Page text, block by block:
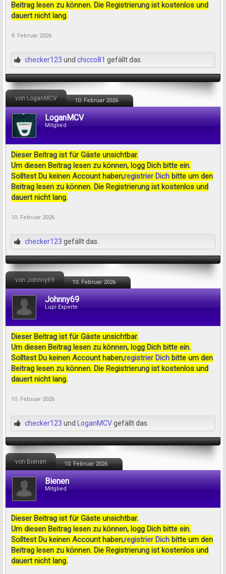
Beitrag lesen zu können. Die Registrierung ist kostenlos und
dauert nicht lang.
9. Februar 2026
checker123 und chicco81 gefällt das.
von LoganMCV 10. Februar 2026
LoganMCV
Mitglied
Dieser Beitrag ist für Gäste unsichtbar.
Um diesen Beitrag lesen zu können, logg Dich bitte ein.
Solltest Du keinen Account haben,registrier Dich bitte um den
Beitrag lesen zu können. Die Registrierung ist kostenlos und
dauert nicht lang.
10. Februar 2026
checker123 gefällt das.
von Johnny69 10. Februar 2026
Johnny69
Lupi Experte
Dieser Beitrag ist für Gäste unsichtbar.
Um diesen Beitrag lesen zu können, logg Dich bitte ein.
Solltest Du keinen Account haben,registrier Dich bitte um den
Beitrag lesen zu können. Die Registrierung ist kostenlos und
dauert nicht lang.
10. Februar 2026
checker123 und LoganMCVgefällt das.
von Bienen 10. Februar 2026
Bienen
Mitglied
Dieser Beitrag ist für Gäste unsichtbar.
Um diesen Beitrag lesen zu können, logg Dich bitte ein.
Solltest Du keinen Account haben,registrier Dich bitte um den
Beitrag lesen zu können. Die Registrierung ist kostenlos und
dauert nicht lang.